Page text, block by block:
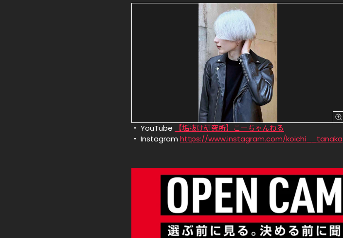
YouTube
【垢抜け研究所】こーちゃんねる
Instagram https://www.instagram.com/koichi__tanaka